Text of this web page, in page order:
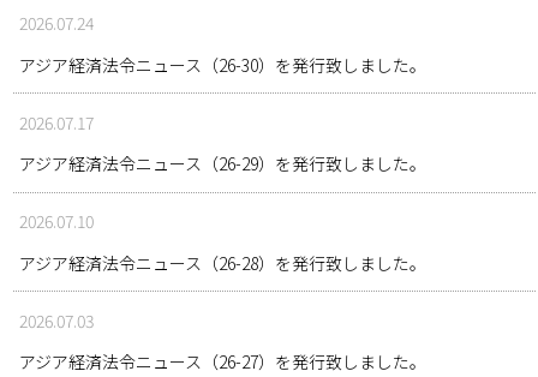
2026.07.24
アジア経済法令ニュース（26-30）を発行致しました。
2026.07.17
アジア経済法令ニュース（26-29）を発行致しました。
2026.07.10
アジア経済法令ニュース（26-28）を発行致しました。
2026.07.03
アジア経済法令ニュース（26-27）を発行致しました。